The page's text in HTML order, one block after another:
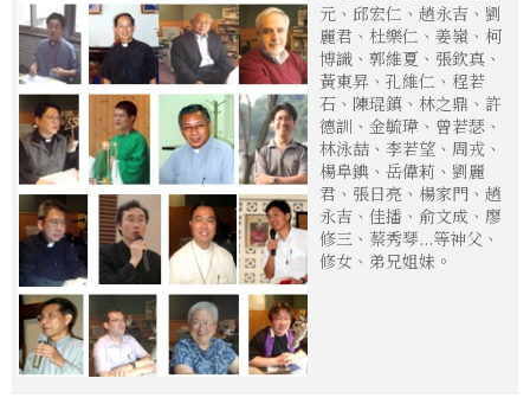
元、邱宏仁、趙永吉、劉
麗君、杜樂仁、姜嶺、柯
博識、郭維夏、張欽真、
黃東昇、孔維仁、程若
石、陳琨鎮、林之鼎、許
德訓、金毓瑋、曾若瑟、
林泳喆、李若望、周戎、
楊阜錪、岳偉莉、劉麗
君、張日亮、楊家門、趙
永吉、佳播、俞文成、廖
修三、蔡秀琴...等神父、
修女、弟兄姐妹。